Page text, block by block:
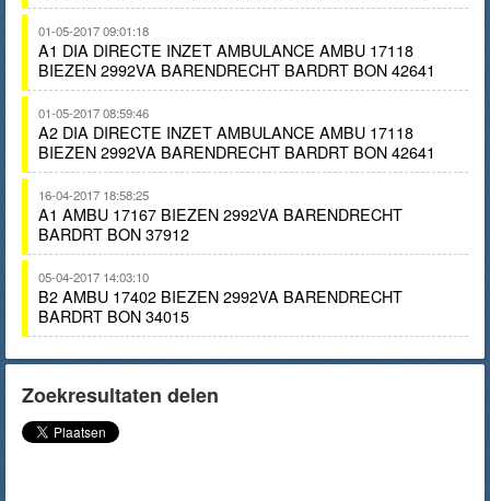
01-05-2017 09:01:18
A1 DIA DIRECTE INZET AMBULANCE AMBU 17118
BIEZEN 2992VA BARENDRECHT BARDRT BON 42641
01-05-2017 08:59:46
A2 DIA DIRECTE INZET AMBULANCE AMBU 17118
BIEZEN 2992VA BARENDRECHT BARDRT BON 42641
16-04-2017 18:58:25
A1 AMBU 17167 BIEZEN 2992VA BARENDRECHT
BARDRT BON 37912
05-04-2017 14:03:10
B2 AMBU 17402 BIEZEN 2992VA BARENDRECHT
BARDRT BON 34015
Zoekresultaten delen